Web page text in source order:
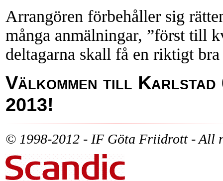
Arrangören förbehåller sig
många anmälningar, ”först till
deltagarna skall få en riktigt
Välkommen till Karlstad
2013!
© 1998-2012 - IF Göta Friidrott - All